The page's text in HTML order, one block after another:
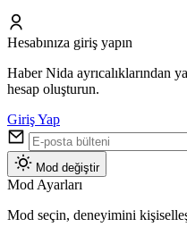
Hesabınıza giriş yapın
Haber Nida ayrıcalıklarından
hesap oluşturun.
Giriş Yap
Mod değiştir
Mod Ayarları
Mod seçin, deneyimini